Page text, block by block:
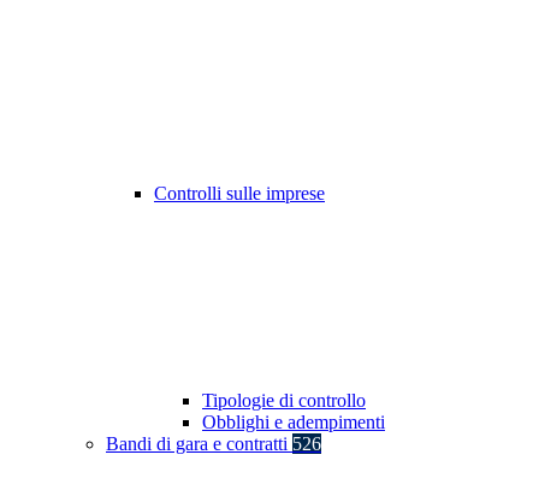
Controlli sulle imprese
Tipologie di controllo
Obblighi e adempimenti
Bandi di gara e contratti 526